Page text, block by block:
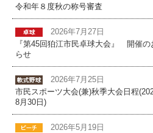
令和年８度秋の称号審査
2026年7月27日
『第45回狛江市民卓球大会』 開催の
らせ
2026年7月25日
市民スポーツ大会(兼)秋季大会日程
8月30日)
2026年5月19日